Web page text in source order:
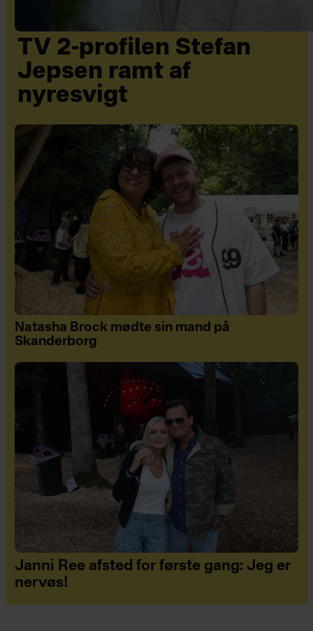
TV 2-profilen Stefan
Jepsen ramt af
nyresvigt
Natasha Brock mødte sin mand på
Skanderborg
Janni Ree afsted for første gang: Jeg er
nervøs!